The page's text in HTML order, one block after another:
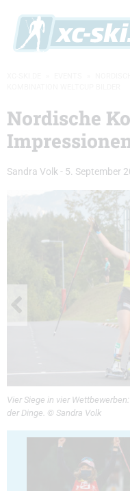
Nordische
Sandra Volk- 5. September
Vier Siege in vier
der Dinge. © Sandra Volk